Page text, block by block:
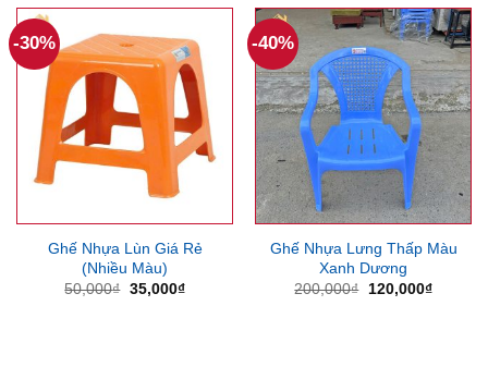
-30%
Ghế Nhựa Lùn Giá Rẻ
(Nhiều Màu)
50,000₫ Giá
35,000₫Giá
-40%
Ghế Nhựa Lưng Thấp Màu
Xanh Dương
200,000₫
Giá
120,000₫Giá